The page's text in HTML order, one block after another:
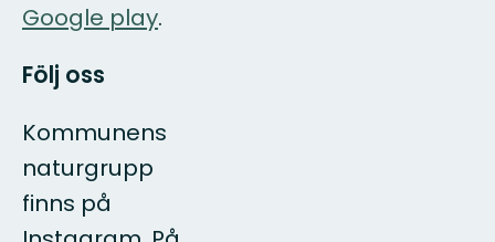
Google play.
Följ oss
Kommunens
naturgrupp
finns på